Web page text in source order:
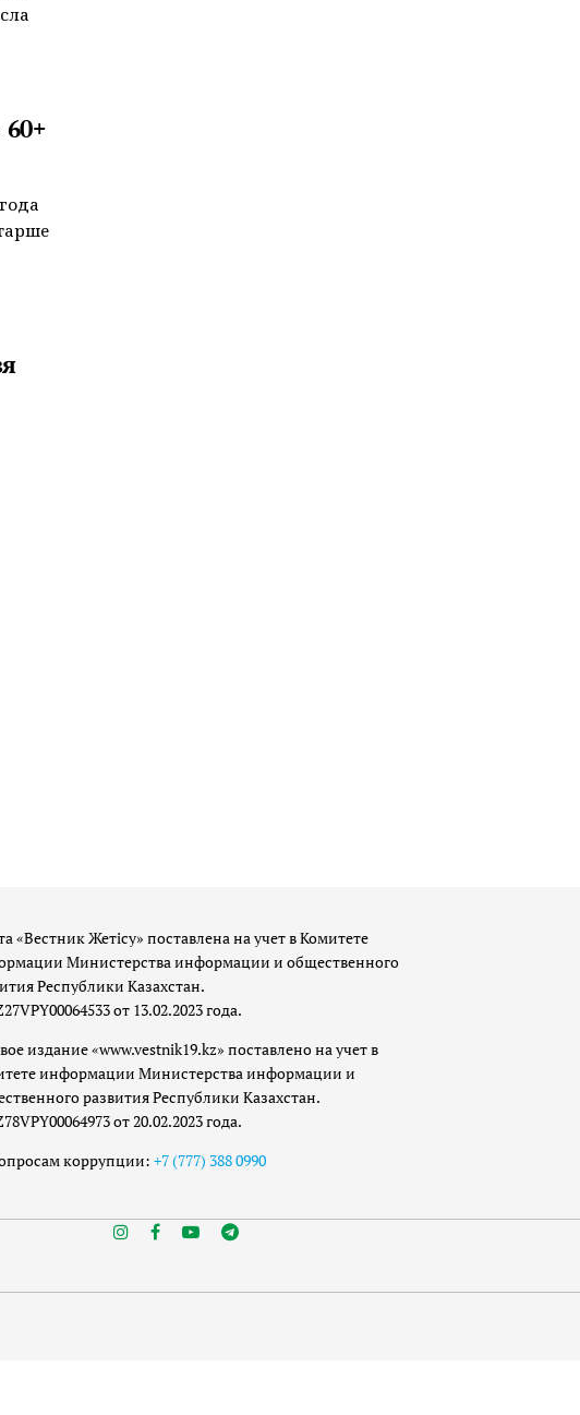
«Вестник Жетісу» поставлена на учет в Комитете
Министерства информации и общественного
Республики Казахстан.
от 13.02.2023 года.
издание «www.vestnik19.kz» поставлено на учет в
информации Министерства информации и
развития Республики Казахстан.
от 20.02.2023 года.
коррупции: +7 (777) 388 0990